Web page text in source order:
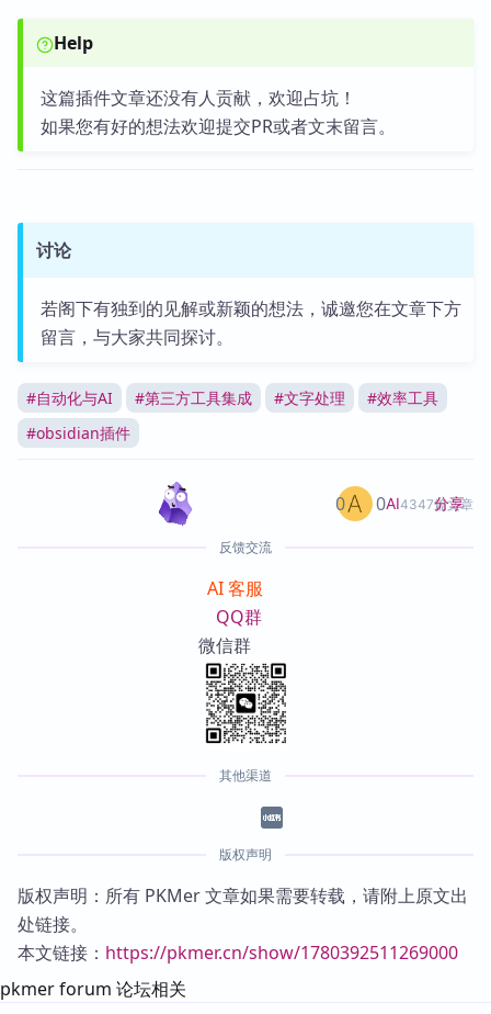
Help
这篇插件文章还没有人贡献，欢迎占坑！
如果您有好的想法欢迎提交PR或者文末留言。
讨论
若阁下有独到的见解或新颖的想法，诚邀您在文章下方
留言，与大家共同探讨。
#自动化与AI #第三方工具集成 #文字处理 #效率工具
#obsidian插件
AI4347篇文章
0 0 分享
反馈交流
AI 客服
QQ群
微信群
其他渠道
版权声明
版权声明：所有 PKMer 文章如果需要转载，请附上原文出
处链接。
本文链接： https://pkmer.cn/show/1780392511269000
pkmer forum 论坛相关